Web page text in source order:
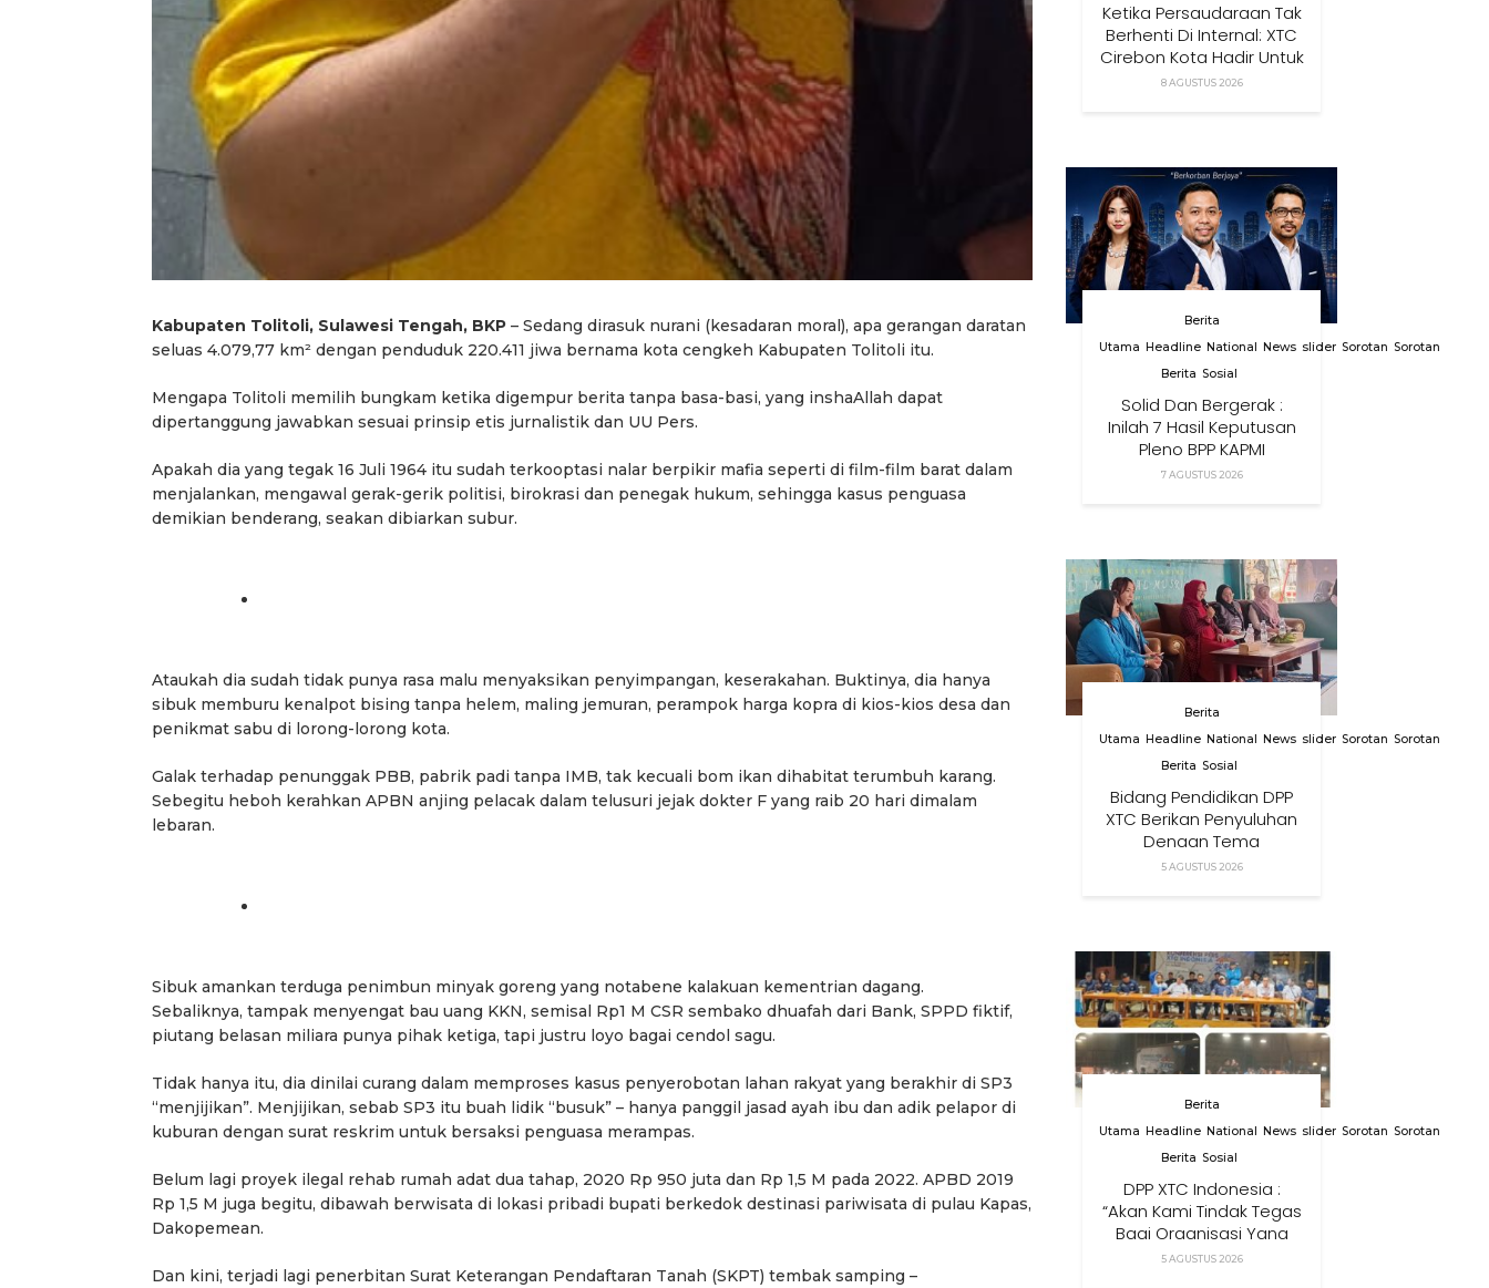
Kabupaten Tolitoli, Sulawesi Tengah, BKP – Sedang dirasuk nurani (kesadaran moral), apa gerangan daratan
seluas 4.079,77 km² dengan penduduk 220.411 jiwa bernama kota cengkeh Kabupaten Tolitoli itu.
Mengapa Tolitoli memilih bungkam ketika digempur berita tanpa basa-basi, yang inshaAllah dapat
dipertanggung jawabkan sesuai prinsip etis jurnalistik dan UU Pers.
Apakah dia yang tegak 16 Juli 1964 itu sudah terkooptasi nalar berpikir mafia seperti di film-film barat dalam
menjalankan, mengawal gerak-gerik politisi, birokrasi dan penegak hukum, sehingga kasus penguasa
demikian benderang, seakan dibiarkan subur.
Ataukah dia sudah tidak punya rasa malu menyaksikan penyimpangan, keserakahan. Buktinya, dia hanya
sibuk memburu kenalpot bising tanpa helem, maling jemuran, perampok harga kopra di kios-kios desa dan
penikmat sabu di lorong-lorong kota.
Galak terhadap penunggak PBB, pabrik padi tanpa IMB, tak kecuali bom ikan dihabitat terumbuh karang.
Sebegitu heboh kerahkan APBN anjing pelacak dalam telusuri jejak dokter F yang raib 20 hari dimalam
lebaran.
Sibuk amankan terduga penimbun minyak goreng yang notabene kalakuan kementrian dagang.
Sebaliknya, tampak menyengat bau uang KKN, semisal Rp1 M CSR sembako dhuafah dari Bank, SPPD fiktif,
piutang belasan miliara punya pihak ketiga, tapi justru loyo bagai cendol sagu.
Tidak hanya itu, dia dinilai curang dalam memproses kasus penyerobotan lahan rakyat yang berakhir di SP3
“menjijikan”. Menjijikan, sebab SP3 itu buah lidik “busuk” – hanya panggil jasad ayah ibu dan adik pelapor di
kuburan dengan surat reskrim untuk bersaksi penguasa merampas.
Belum lagi proyek ilegal rehab rumah adat dua tahap, 2020 Rp 950 juta dan Rp 1,5 M pada 2022. APBD 2019
Rp 1,5 M juga begitu, dibawah berwisata di lokasi pribadi bupati berkedok destinasi pariwisata di pulau Kapas,
Dakopemean.
Dan kini, terjadi lagi penerbitan Surat Keterangan Pendaftaran Tanah (SKPT) tembak samping –
Ketika Persaudaraan Tak
Berhenti Di Internal: XTC
Cirebon Kota Hadir Untuk
Masyarakat
8 AGUSTUS 2026
Berita
Utama
Headline National News slider Sorotan Sorotan
Berita Sosial
Solid Dan Bergerak :
Inilah 7 Hasil Keputusan
Pleno BPP KAPMI
7 AGUSTUS 2026
Berita
Utama
Headline National News slider Sorotan Sorotan
Berita Sosial
Bidang Pendidikan DPP
XTC Berikan Penyuluhan
Dengan Tema
Membangun Peran
5 AGUSTUS 2026
Berita
Utama
Headline National News slider Sorotan Sorotan
Berita Sosial
DPP XTC Indonesia :
“Akan Kami Tindak Tegas
Bagi Organisasi Yang
Menggunakan Nama,
5 AGUSTUS 2026